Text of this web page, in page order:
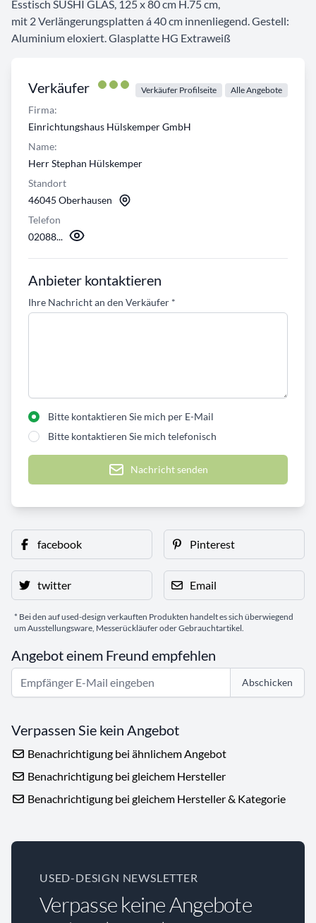
Verkäufer Verkäufer Profilseite Alle Angebote
Firma:
Einrichtungshaus Hülskemper GmbH
Name:
Herr Stephan Hülskemper
Standort
46045 Oberhausen
Telefon
02088...
Anbieter kontaktieren
Ihre Nachricht an den Verkäufer *
Bitte kontaktieren Sie mich per E-Mail
Bitte kontaktieren Sie mich telefonisch
Nachricht senden
Esstisch SUSHI GLAS, 125 x 80 cm H.75 cm,
mit 2 Verlängerungsplatten á 40 cm innenliegend. Gestell:
Aluminium eloxiert. Glasplatte HG Extraweiß
facebook Pinterest
twitter Email
* Bei den auf used-design verkauften Produkten handelt es sich überwiegend
um Ausstellungsware, Messerückläufer oder Gebrauchtartikel.
Angebot einem Freund empfehlen
Abschicken
Verpassen Sie kein Angebot
Benachrichtigung bei ähnlichem Angebot
Benachrichtigung bei gleichem Hersteller
Benachrichtigung bei gleichem Hersteller & Kategorie
USED-DESIGN NEWSLETTER
Verpasse keine Angebote